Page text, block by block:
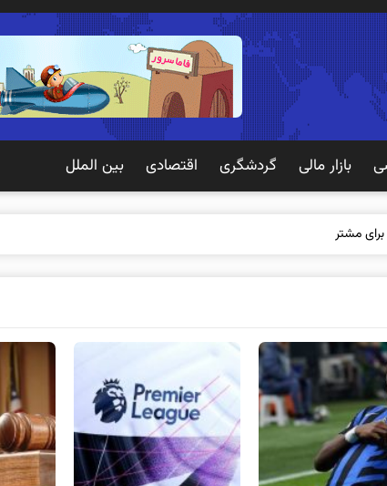
بازار مالی گردشگری اقتصادی بین الملل
مشتریان ایجاد می‌کند؟